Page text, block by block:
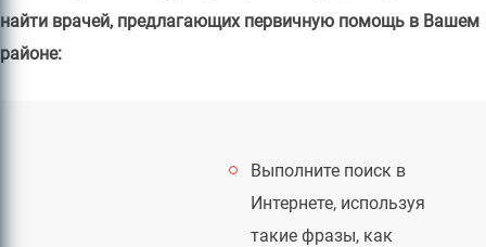
найти врачей, предлагающих первичную помощь в Вашем
районе:
Выполните поиск в
Интернете, используя
такие фразы, как